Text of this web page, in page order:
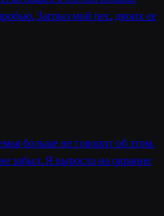
Загрыз мой пес, двоих ее
больше не говорит об этом.
забыл. Я выросла на окраине